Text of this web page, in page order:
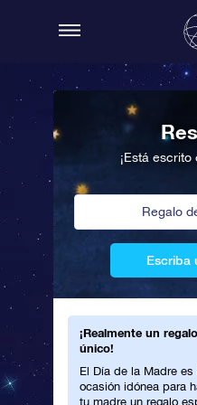
¡Está
Regalo
Escriba
¡Realmente un regalo
único!
El Día de la Madre es
ocasión idónea para
tu madre un regalo